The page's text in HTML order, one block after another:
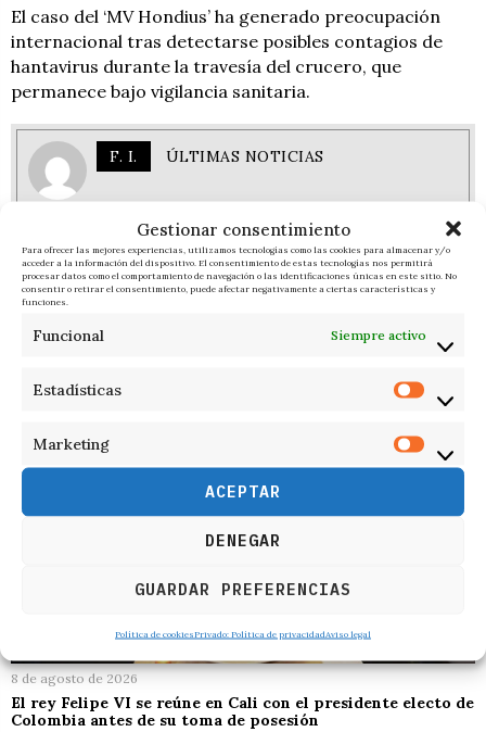
Gestionar consentimiento
Para ofrecer las mejores experiencias, utilizamos tecnologías como las cookies para almacenar y/o
acceder a la información del dispositivo. El consentimiento de estas tecnologías nos permitirá
procesar datos como el comportamiento de navegación o las identificaciones únicas en este sitio. No
consentir o retirar el consentimiento, puede afectar negativamente a ciertas características y
funciones.
Funcional Siempre activo
Estadísticas
Marketing
ACEPTAR
DENEGAR
GUARDAR PREFERENCIAS
Política de cookiesPrivado: Política de privacidadAviso legal
El caso del ‘MV Hondius’ ha generado preocupación
internacional tras detectarse posibles contagios de
hantavirus durante la travesía del crucero, que
permanece bajo vigilancia sanitaria.
F. I. ÚLTIMAS NOTICIAS
RELACIONADOS
8 de agosto de 2026
El rey Felipe VI se reúne en Cali con el presidente electo de
Colombia antes de su toma de posesión